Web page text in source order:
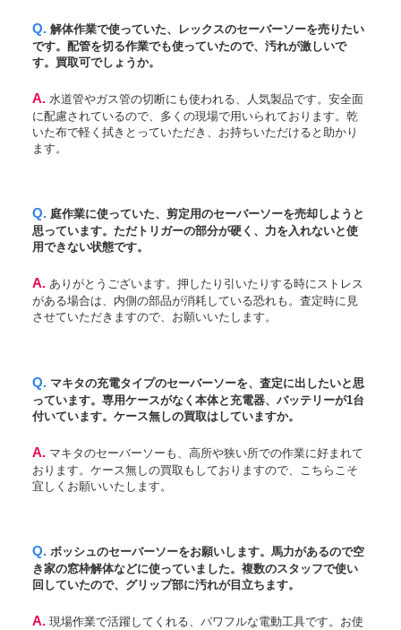
Q. 解体作業で使っていた、レックスのセーバーソーを売りたい
です。配管を切る作業でも使っていたので、汚れが激しいで
す。買取可でしょうか。
A. 水道管やガス管の切断にも使われる、人気製品です。安全面
に配慮されているので、多くの現場で用いられております。乾
いた布で軽く拭きとっていただき、お持ちいただけると助かり
ます。
Q. 庭作業に使っていた、剪定用のセーバーソーを売却しようと
思っています。ただトリガーの部分が硬く、力を入れないと使
用できない状態です。
A. ありがとうございます。押したり引いたりする時にストレス
がある場合は、内側の部品が消耗している恐れも。査定時に見
させていただきますので、お願いいたします。
Q. マキタの充電タイプのセーバーソーを、査定に出したいと思
っています。専用ケースがなく本体と充電器、バッテリーが1台
付いています。ケース無しの買取はしていますか。
A. マキタのセーバーソーも、高所や狭い所での作業に好まれて
おります。ケース無しの買取もしておりますので、こちらこそ
宜しくお願いいたします。
Q. ボッシュのセーバーソーをお願いします。馬力があるので空
き家の窓枠解体などに使っていました。複数のスタッフで使い
回していたので、グリップ部に汚れが目立ちます。
A. 現場作業で活躍してくれる、パワフルな電動工具です。お使